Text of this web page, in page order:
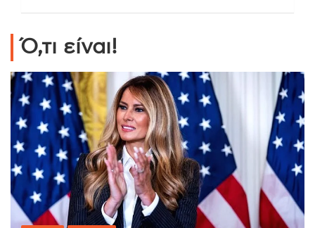
Ό,τι είναι!